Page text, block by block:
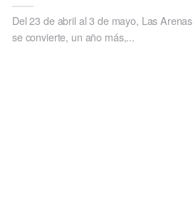
Del 23 de abril al 3 de mayo, Las Arenas
se convierte, un año más,...